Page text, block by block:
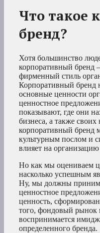
Что такое
бренд?
Хотя большинство
корпоративный бренд
фирменный стиль
Корпоративный бренд
основные ценности
ценностное
показывают, где они
бизнеса, а также своих
корпоративный бренд
культурным послом и
влияет на
Но как мы оцениваем
насколько успешным
Ну, мы должны
ценностное
ценность,
того, фондовый рынок
воспринимается
определенного бренда.